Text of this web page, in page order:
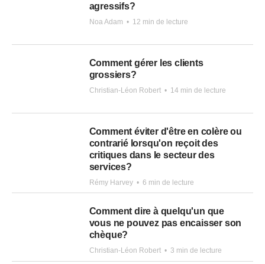
agressifs?
Noa Adam • 12 min de lecture
Comment gérer les clients
grossiers?
Christian-Léon Robert • 14 min de lecture
Comment éviter d'être en colère ou
contrarié lorsqu'on reçoit des
critiques dans le secteur des
services?
Rémy Harvey • 6 min de lecture
Comment dire à quelqu'un que
vous ne pouvez pas encaisser son
chèque?
Christian-Léon Robert • 3 min de lecture